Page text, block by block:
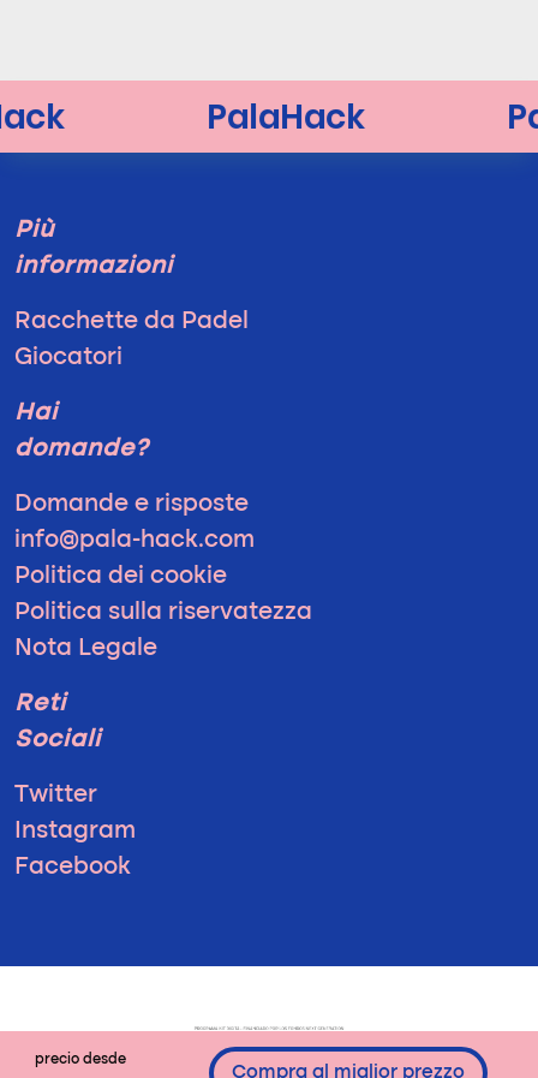
precio desde
Compra al miglior prezzo
Più
informazioni
Racchette da Padel
Giocatori
Hai
domande?
Domande e risposte
info@pala-hack.com
Politica dei cookie
Politica sulla riservatezza
Nota Legale
Reti
Sociali
Twitter
Instagram
Facebook